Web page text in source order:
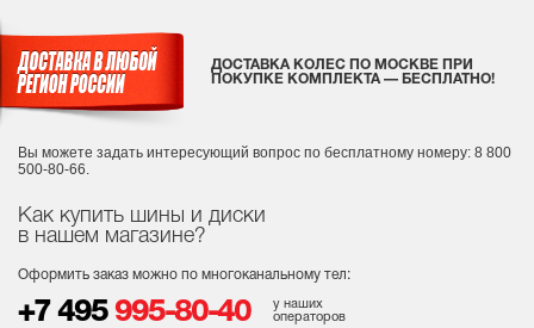
Как купить шины и диски
в нашем магазине?
Оформить заказ можно по многоканальному тел:
+7 495 995-80-40
у наших
операторов
ДОСТАВКА КОЛЕС ПО МОСКВЕ ПРИ
ПОКУПКЕ КОМПЛЕКТА — БЕСПЛАТНО!
Вы можете задать интересующий вопрос по бесплатному номеру: 8 800
500-80-66.